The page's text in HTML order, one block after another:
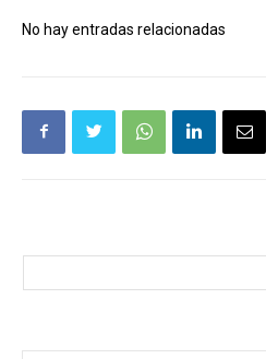
No hay entradas relacionadas